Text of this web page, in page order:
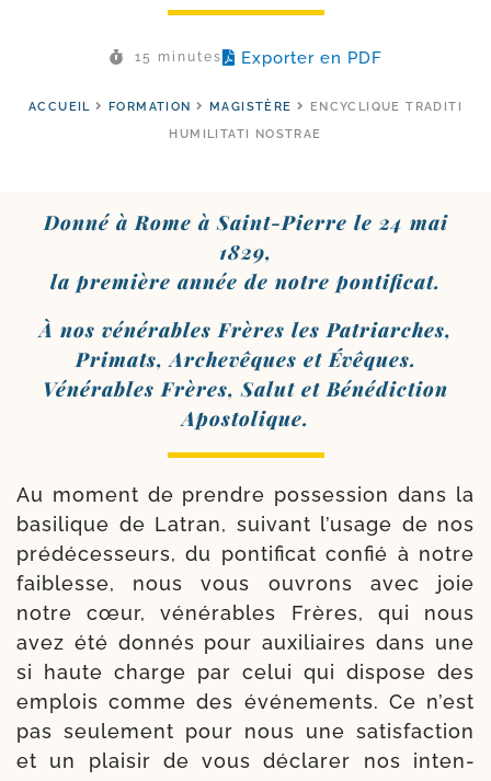
15 minutes Exporter en PDF
ACCUEIL FORMATION MAGISTÈRE
ENCYCLIQUE TRADITI
HUMILITATI NOSTRAE
Donné à Rome à Saint-​Pierre le 24 mai
1829,
la pre­mière année de notre pontificat.
À nos véné­rables Frères les Patriarches,
Primats, Archevêques et Évêques.
Vénérables Frères, Salut et Bénédiction
Apostolique.
Au moment de prendre pos­ses­sion dans la
basi­lique de Latran, sui­vant l’u­sage de nos
pré­dé­ces­seurs, du pon­ti­fi­cat confié à notre
fai­blesse, nous vous ouvrons avec joie
notre cœur, véné­rables Frères, qui nous
avez été don­nés pour auxi­liaires dans une
si haute charge par celui qui dis­pose des
emplois comme des évé­ne­ments. Ce n’est
pas seule­ment pour nous une satis­fac­tion
et un plai­sir de vous décla­rer nos inten­